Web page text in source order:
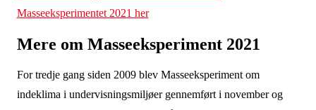
Masseeksperimentet 2021 her
Mere om Masseeksperiment 2021
For tredje gang siden 2009 blev Masseeksperiment om
indeklima i undervisningsmiljøer gennemført i november og